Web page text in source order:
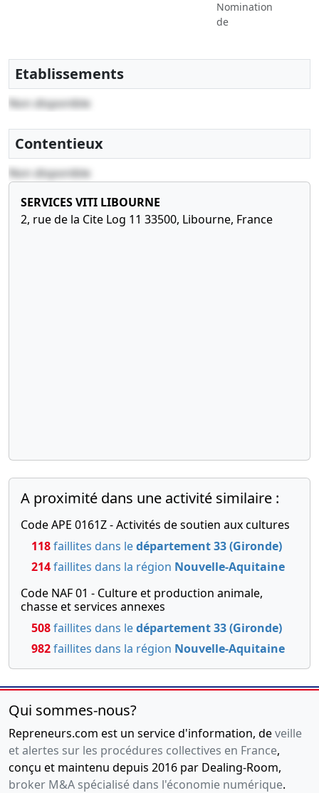
Nomination
de
Etablissements
Non disponible
Contentieux
Non disponible
SERVICES VITI LIBOURNE
2, rue de la Cite Log 11 33500, Libourne, France
A proximité dans une activité similaire :
Code APE 0161Z - Activités de soutien aux cultures
118faillites dans ledépartement 33 (Gironde)
214faillites dans la région Nouvelle-Aquitaine
Code NAF 01 - Culture et production animale,
chasse et services annexes
508faillites dans ledépartement 33 (Gironde)
982faillites dans la région Nouvelle-Aquitaine
Qui sommes-nous?
Repreneurs.com est un service d'information, deveille
et alertes sur les procédures collectives en France,
conçu et maintenu depuis 2016 par Dealing-Room,
broker M&A spécialisé dans l'économie numérique.